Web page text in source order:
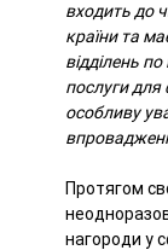
входить до
країни та
відділень
послуги для
особливу
Протягом
нагороди у